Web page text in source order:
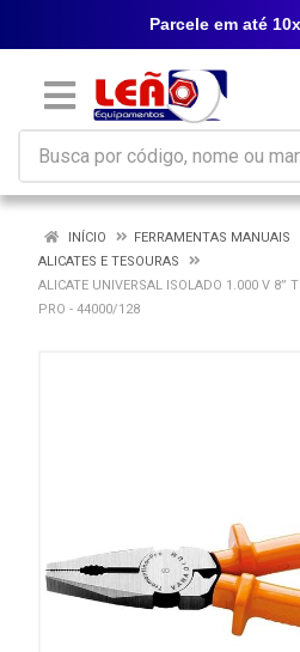
Parcele em até
INÍCIO
FERRAMENTAS MANUAIS
ALICATES E TESOURAS
ALICATE UNIVERSAL ISOLADO 1.000 V 8”
PRO - 44000/128